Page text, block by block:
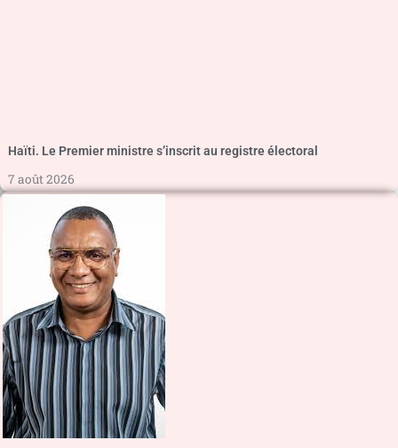
Haïti. Le Premier ministre s’inscrit au registre électoral
7 août 2026